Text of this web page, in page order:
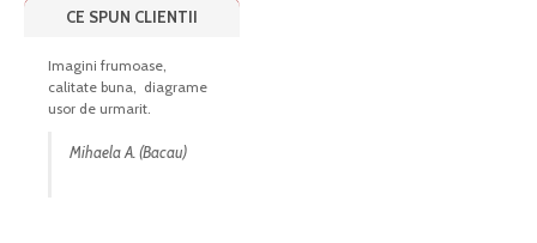
CE SPUN CLIENTII
Imagini frumoase,
calitate buna, diagrame
usor de urmarit.
Mihaela A. (Bacau)